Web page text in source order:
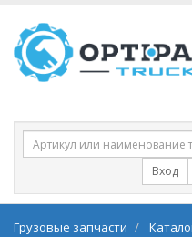
Вход
Грузовые запчасти